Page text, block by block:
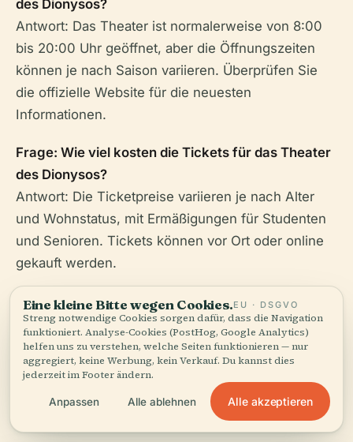
des Dionysos?
Antwort: Das Theater ist normalerweise von 8:00
bis 20:00 Uhr geöffnet, aber die Öffnungszeiten
können je nach Saison variieren. Überprüfen Sie
die offizielle Website für die neuesten
Informationen.
Frage: Wie viel kosten die Tickets für das Theater
des Dionysos?
Antwort: Die Ticketpreise variieren je nach Alter
und Wohnstatus, mit Ermäßigungen für Studenten
und Senioren. Tickets können vor Ort oder online
gekauft werden.
Frage: Gibt es geführte Touren im Theater des
Dionysos?
Antwort: Ja, geführte Touren sind verfügbar und
können im Voraus gebucht werden. Diese Touren
bieten ausführliche Einblicke in die Geschichte und
Architektur des Theaters.
Eine kleine Bitte wegen Cookies.EU · DSGVO
Streng notwendige Cookies sorgen dafür, dass die Navigation
funktioniert. Analyse-Cookies (PostHog, Google Analytics)
helfen uns zu verstehen, welche Seiten funktionieren — nur
aggregiert, keine Werbung, kein Verkauf. Du kannst dies
jederzeit im Footer ändern.
Anpassen Alle ablehnen Alle akzeptieren